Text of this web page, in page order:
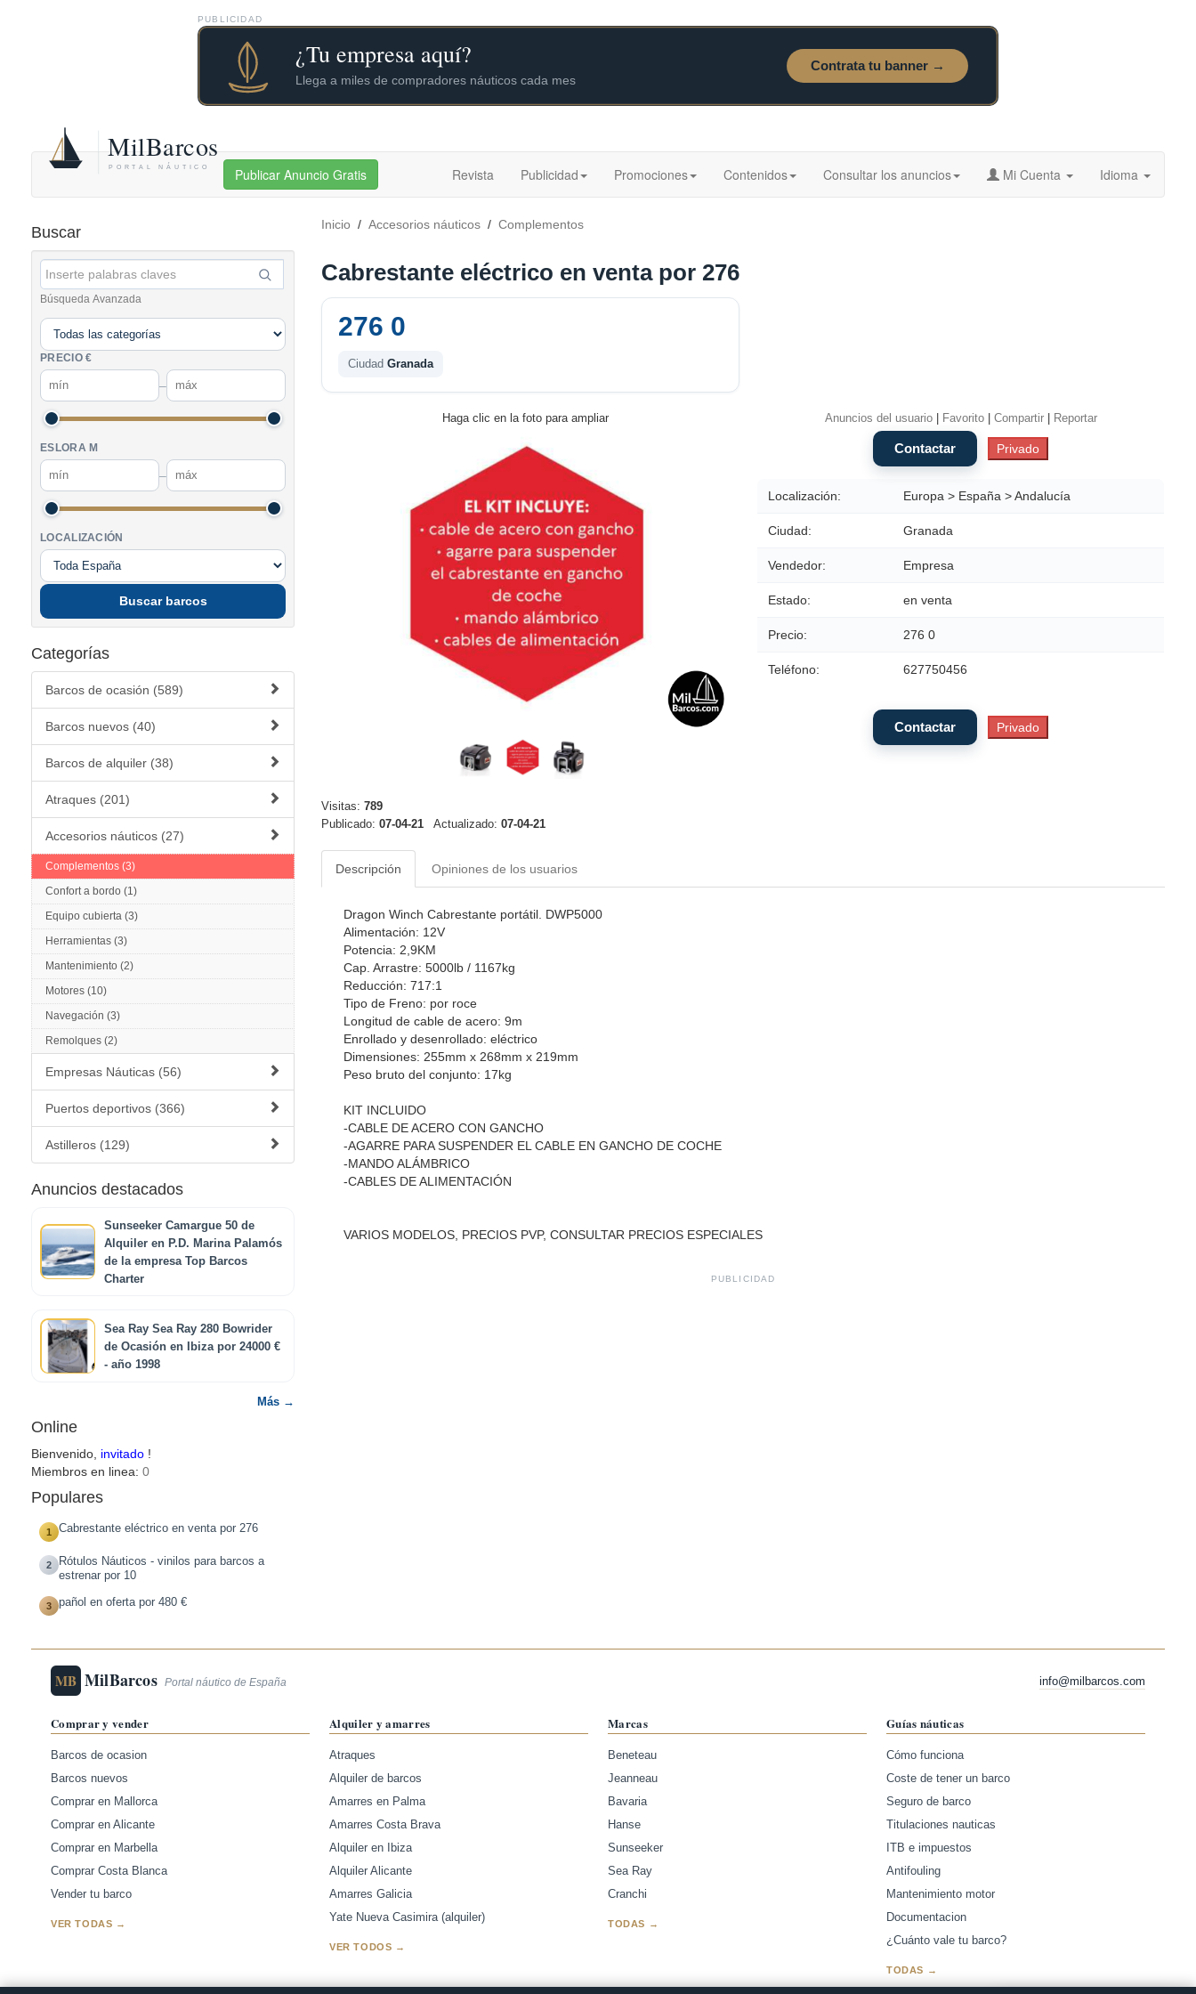
PUBLICIDAD
Publicar Anuncio Gratis Revista Publicidad Promociones Contenidos Consultar los anuncios Mi Cuenta Idioma
Buscar
Búsqueda Avanzada
PRECIO €
–
ESLORA M
–
LOCALIZACIÓN
Buscar barcos
Categorías
Barcos de ocasión (589)
Barcos nuevos (40)
Barcos de alquiler (38)
Atraques (201)
Accesorios náuticos (27)
Complementos (3)
Confort a bordo (1)
Equipo cubierta (3)
Herramientas (3)
Mantenimiento (2)
Motores (10)
Navegación (3)
Remolques (2)
Empresas Náuticas (56)
Puertos deportivos (366)
Astilleros (129)
Anuncios destacados
Sunseeker Camargue 50 de
Alquiler en P.D. Marina Palamós
de la empresa Top Barcos
Charter
Sea Ray Sea Ray 280 Bowrider
de Ocasión en Ibiza por 24000 €
- año 1998
Más →
Online
Bienvenido, invitado !
Miembros en linea: 0
Populares
1 Cabrestante eléctrico en venta por 276
2
Rótulos Náuticos - vinilos para barcos a
estrenar por 10
3 pañol en oferta por 480 €
Inicio / Accesorios náuticos / Complementos
Cabrestante eléctrico en venta por 276
276 0
Ciudad Granada
Haga clic en la foto para ampliar
Visitas: 789
Publicado: 07-04-21 Actualizado: 07-04-21
Anuncios del usuario| Favorito| Compartir| Reportar
Localización: Europa > España > Andalucía
Ciudad: Granada
Vendedor: Empresa
Estado: en venta
Precio: 276 0
Teléfono: 627750456
Descripción Opiniones de los usuarios
Dragon Winch Cabrestante portátil. DWP5000
Alimentación: 12V
Potencia: 2,9KM
Cap. Arrastre: 5000lb / 1167kg
Reducción: 717:1
Tipo de Freno: por roce
Longitud de cable de acero: 9m
Enrollado y desenrollado: eléctrico
Dimensiones: 255mm x 268mm x 219mm
Peso bruto del conjunto: 17kg
KIT INCLUIDO
-CABLE DE ACERO CON GANCHO
-AGARRE PARA SUSPENDER EL CABLE EN GANCHO DE COCHE
-MANDO ALÁMBRICO
-CABLES DE ALIMENTACIÓN
VARIOS MODELOS, PRECIOS PVP, CONSULTAR PRECIOS ESPECIALES
PUBLICIDAD
MB MilBarcos Portal náutico de España info@milbarcos.com
Comprar y vender
Barcos de ocasion
Barcos nuevos
Comprar en Mallorca
Comprar en Alicante
Comprar en Marbella
Comprar Costa Blanca
Vender tu barco
VER TODAS →
Alquiler y amarres
Atraques
Alquiler de barcos
Amarres en Palma
Amarres Costa Brava
Alquiler en Ibiza
Alquiler Alicante
Amarres Galicia
Yate Nueva Casimira (alquiler)
VER TODOS →
Marcas
Beneteau
Jeanneau
Bavaria
Hanse
Sunseeker
Sea Ray
Cranchi
TODAS →
Guías náuticas
Cómo funciona
Coste de tener un barco
Seguro de barco
Titulaciones nauticas
ITB e impuestos
Antifouling
Mantenimiento motor
Documentacion
¿Cuánto vale tu barco?
TODAS →